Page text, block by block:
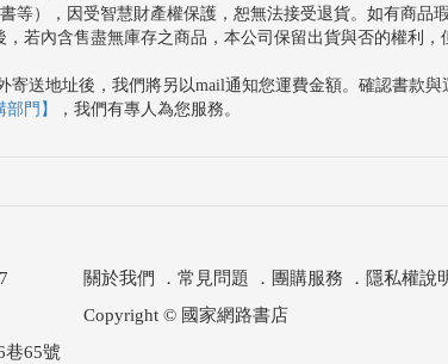
等），因受智慧財產權保護，恕無法接受退貨。如有商品
若內含售盡無庫存之商品，本公司保留出貨與否的權利
送地址後，我們將另以mail通知您運費金額。確認書款
部門】 ，我們有專人為您服務。
關於我們 ． 常見問題 ． 團購服務 ． 隱私權說
Copyright © 國家網路書店
巷65號